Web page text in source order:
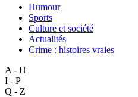
Humour
Sports
Culture et société
Actualités
Crime : histoires vraies
A - H
I - P
Q - Z